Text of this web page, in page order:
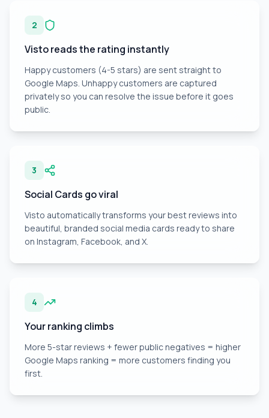
2
Visto reads the rating instantly
Happy customers (4-5 stars) are sent straight to
Google Maps. Unhappy customers are captured
privately so you can resolve the issue before it goes
public.
3
Social Cards go viral
Visto automatically transforms your best reviews into
beautiful, branded social media cards ready to share
on Instagram, Facebook, and X.
4
Your ranking climbs
More 5-star reviews + fewer public negatives = higher
Google Maps ranking = more customers finding you
first.